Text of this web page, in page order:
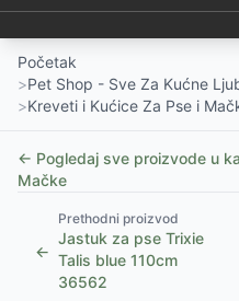
Početak
>Pet Shop - Sve Za Kućne
>Kreveti i Kućice Za Pse i
← Pogledaj sve proizvode u
Mačke
←
Prethodni proizvod
Jastuk za pse Trixie
Talis blue 110cm
36562